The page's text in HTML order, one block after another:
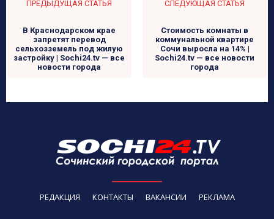
ПРЕДЫДУЩАЯ СТАТЬЯ
В Краснодарском крае
запретят перевод
сельхозземель под жилую
застройку | Sochi24.tv — все
новости города
СЛЕДУЮЩАЯ СТАТЬЯ
Стоимость комнаты в
коммунальной квартире
Сочи выросла на 14% |
Sochi24.tv — все новости
города
РЕДАКЦИЯ КОНТАКТЫ ВАКАНСИИ РЕКЛАМА